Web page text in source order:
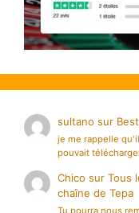
sultano sur
je me rappelle
pouvait
Chico surTous
chaîne de Tepa
Tu pourra nous